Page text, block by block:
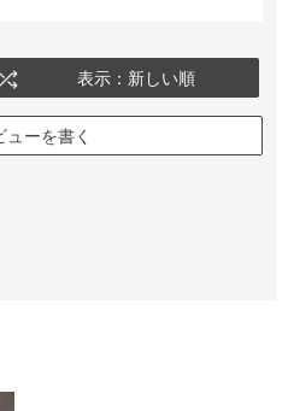
表示：新しい順
ューを書く